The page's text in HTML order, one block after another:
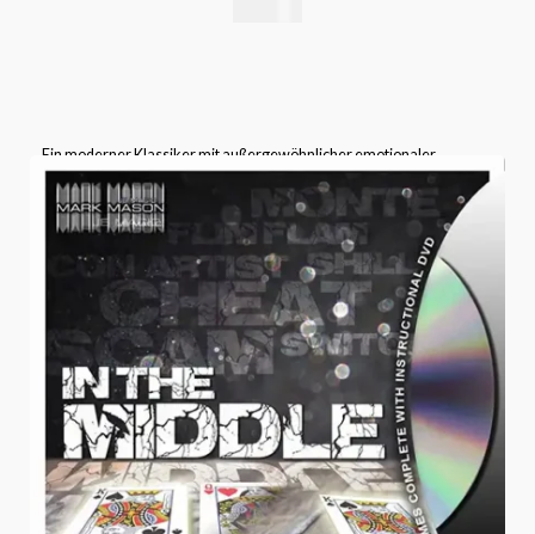
Ein moderner Klassiker mit außergewöhnlicher emotionaler
Wirkung – der
Anniversary Waltz
gehört in das Repertoire jedes
ernsthaften Kartenmagiers.